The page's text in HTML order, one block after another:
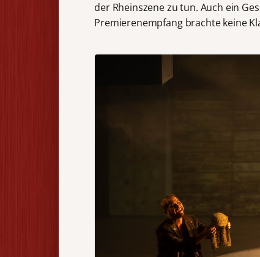
der Rheinszene zu tun. Auch ein
Premierenempfang brachte keine